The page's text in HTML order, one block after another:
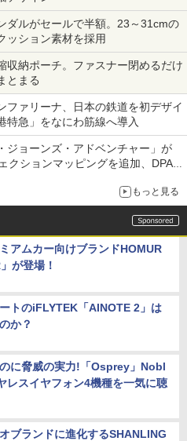
ダルがセールで半額。23～31cmの
ッション素材を採用
収納ポーチ。ファスナー閉めるだけ
とまる
ファリーナ、日本の鉄道を初デザイ
特急」をなにわ筋線へ導入
ジョーンズ・アドベンチャー」が
クションマッピングを追加、DPA
もっと見る
アムカー向けブランドHOMUR
が登場！
トのiFLYTEK「AINOTE 2」は
か？
に脅威の実力!「Osprey」Nobl
レスイヤフォン4機種を一気に聴
ブランドに進化するSHANLING